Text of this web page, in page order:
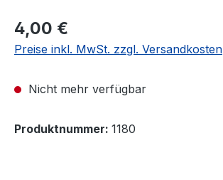
Regulärer Preis:
4,00 €
Preise inkl. MwSt. zzgl. Versandkosten
Nicht mehr verfügbar
Produktnummer: 1180